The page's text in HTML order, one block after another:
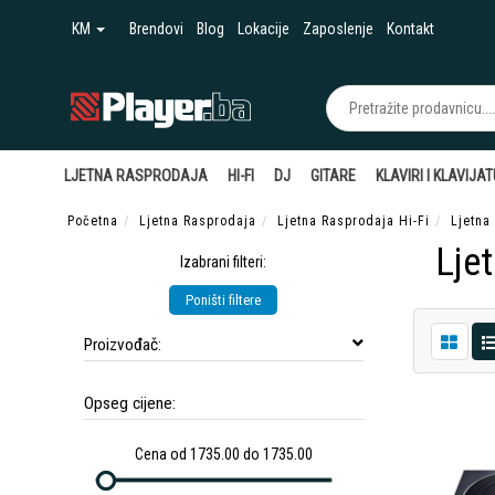
KM Brendovi Blog Lokacije Zaposlenje Kontakt
LJETNA RASPRODAJA HI-FI DJ GITARE KLAVIRI I
Početna Ljetna Rasprodaja Ljetna Rasprodaja Hi-Fi Ljetna
Izabrani filteri:
Poništi filtere
Proizvođač:
Opseg cijene:
Cena od 1735.00 do 1735.00